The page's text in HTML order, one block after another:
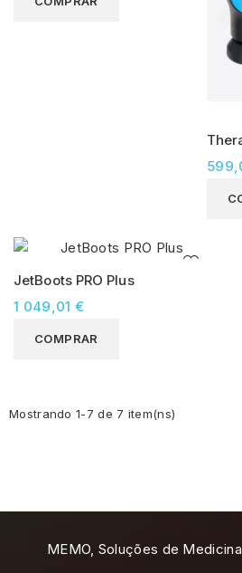
JetBoots PRO Plus
1 049,01 €
COMPRAR
Mostrando 1-7 de 7 item(ns)
MEMO, Soluções de